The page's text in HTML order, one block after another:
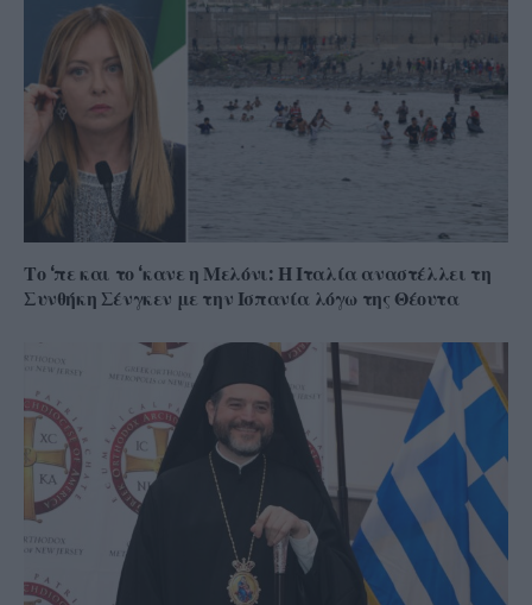
Το ‘πε και το ‘κανε η Μελόνι: Η Ιταλία αναστέλλει τη
Συνθήκη Σένγκεν με την Ισπανία λόγω της Θέουτα